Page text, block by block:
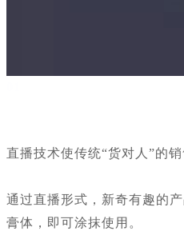
直播技术使传统“货对人”的
通过直播形式，新奇有趣的
膏体，即可涂抹使用。